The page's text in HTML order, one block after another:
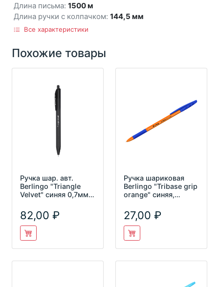
Длина письма: 1500 м
Длина ручки с колпачком: 144,5 мм
Все характеристики
Похожие товары
Ручка шар. авт.
Berlingo "Triangle
Velvet" синяя 0,7мм
СВm_0
82,00
Ручка шариковая
Berlingo "Tribase grip
orange" синяя,
CBp_70960
27,00